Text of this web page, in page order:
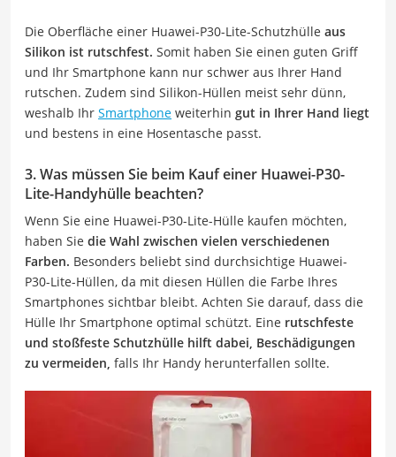
Die Oberfläche einer Huawei-P30-Lite-Schutzhülle aus
Silikon ist rutschfest. Somit haben Sie einen guten Griff
und Ihr Smartphone kann nur schwer aus Ihrer Hand
rutschen. Zudem sind Silikon-Hüllen meist sehr dünn,
weshalb Ihr Smartphone weiterhin gut in Ihrer Hand liegt
und bestens in eine Hosentasche passt.
3. Was müssen Sie beim Kauf einer Huawei-P30-
Lite-Handyhülle beachten?
Wenn Sie eine Huawei-P30-Lite-Hülle kaufen möchten,
haben Sie die Wahl zwischen vielen verschiedenen
Farben. Besonders beliebt sind durchsichtige Huawei-
P30-Lite-Hüllen, da mit diesen Hüllen die Farbe Ihres
Smartphones sichtbar bleibt. Achten Sie darauf, dass die
Hülle Ihr Smartphone optimal schützt. Eine rutschfeste
und stoßfeste Schutzhülle hilft dabei, Beschädigungen
zu vermeiden, falls Ihr Handy herunterfallen sollte.